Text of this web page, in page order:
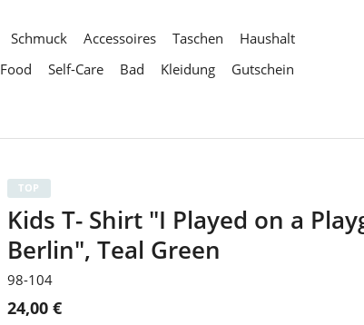
Schmuck Accessoires Taschen
Haushalt
Food Self-Care Bad Kleidung
Gutschein
TOP
Kids T- Shirt "I Played on a
Berlin", Teal Green
98-104
24,00 €